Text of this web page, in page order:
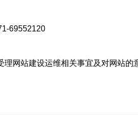
69552120
理网站建设运维相关事宜及对网站的